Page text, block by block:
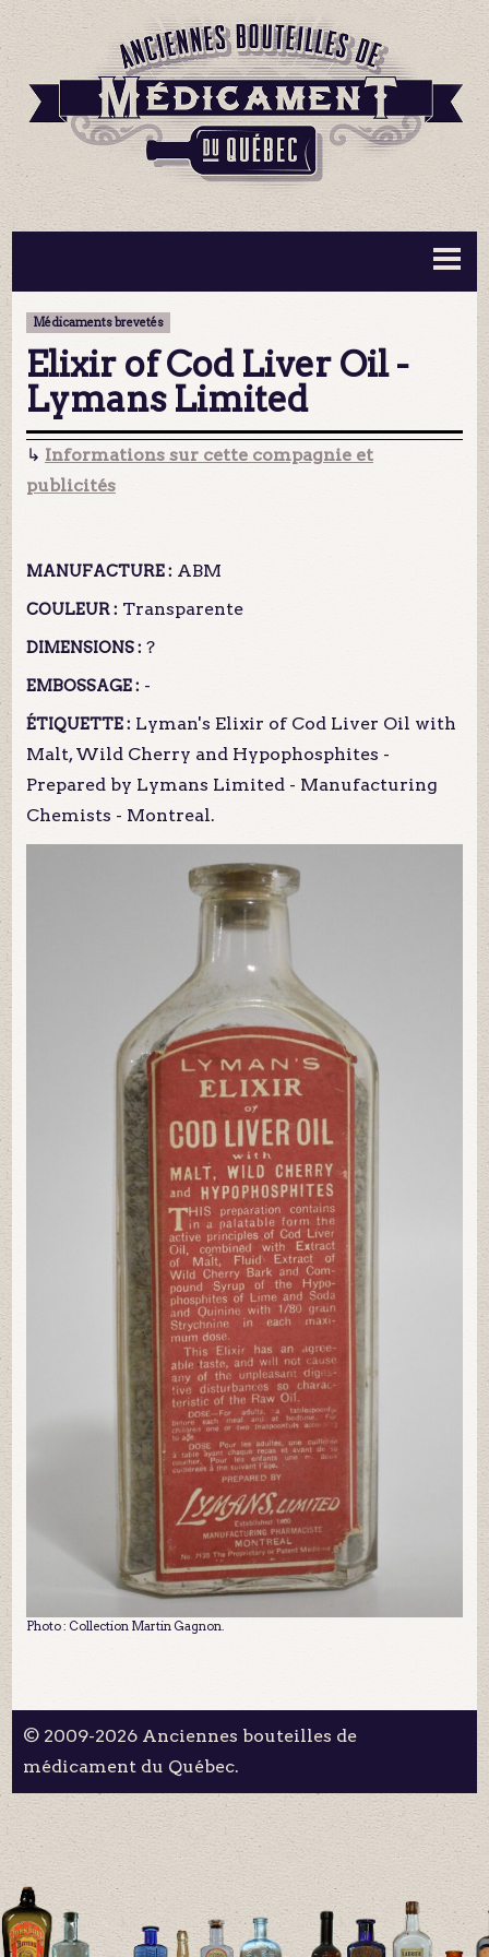
BOUTEILLES ▼
MA COLLECTION
CONTACT
Médicaments brevetés
Elixir of Cod Liver Oil -
Lymans Limited
↳ Informations sur cette compagnie et
publicités
MANUFACTURE : ABM
COULEUR : Transparente
DIMENSIONS : ?
EMBOSSAGE : -
ÉTIQUETTE : Lyman's Elixir of Cod Liver Oil with
Malt, Wild Cherry and Hypophosphites -
Prepared by Lymans Limited - Manufacturing
Chemists - Montreal.
Photo : Collection Martin Gagnon.
© 2009-2026 Anciennes bouteilles de
médicament du Québec.